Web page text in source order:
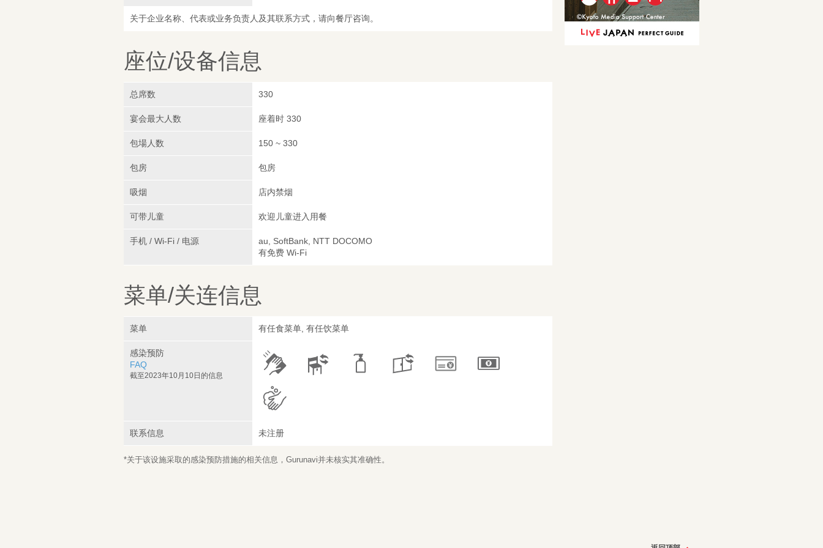
关于企业名称、代表或业务负责人及其联系方式，请向餐厅咨询。
座位/设备信息
总席数 330
宴会最大人数 座着时 330
包場人数 150 ~ 330
包房 包房
吸烟 店内禁烟
可带儿童 欢迎儿童进入用餐
手机 / Wi-Fi / 电源
au, SoftBank, NTT DOCOMO
有免费 Wi-Fi
菜单/关连信息
菜单 有任食菜单, 有任饮菜单
感染预防
FAQ
截至2023年10月10日的信息
联系信息 未注册
*关于该设施采取的感染预防措施的相关信息，Gurunavi并未核实其准确性。